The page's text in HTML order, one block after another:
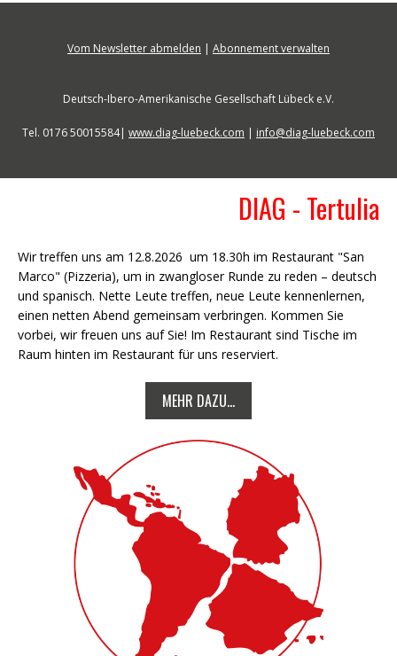
Vom Newsletter abmelden | Abonnement verwalten
Deutsch-Ibero-Amerikanische Gesellschaft Lübeck e.V.
Tel. 0176 50015584| www.diag-luebeck.com | info@diag-luebeck.com
DIAG - Tertulia
Wir treffen uns am 12.8.2026 um 18.30h im Restaurant "San
Marco" (Pizzeria), um in zwangloser Runde zu reden – deutsch
und spanisch. Nette Leute treffen, neue Leute kennenlernen,
einen netten Abend gemeinsam verbringen. Kommen Sie
vorbei, wir freuen uns auf Sie! Im Restaurant sind Tische im
Raum hinten im Restaurant für uns reserviert.
MEHR DAZU...